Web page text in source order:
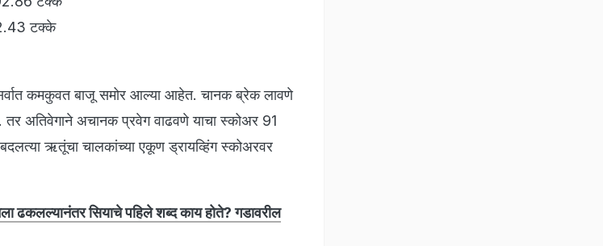
टक्के
सर्वात कमकुवत बाजू समोर आल्या आहेत. चानक ब्रेक लावणे
तर अतिवेगाने अचानक प्रवेग वाढवणे याचा स्कोअर 91
ऋतूंचा चालकांच्या एकूण ड्रायव्हिंग स्कोअरवर
सियाचे पहिले शब्द काय होते? गडावरील